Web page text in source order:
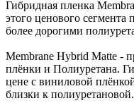
Гибридная пленка
этого ценового сегмента
более дорогими
Membrane Hybrid Matte -
плёнки и Полиуретана.
цене с виниловой
близки к полиуретановой.